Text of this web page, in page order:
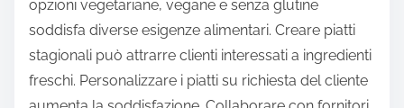
opzioni vegetariane, vegane e senza glutine
soddisfa diverse esigenze alimentari. Creare piatti
stagionali può attrarre clienti interessati a ingredienti
freschi. Personalizzare i piatti su richiesta del cliente